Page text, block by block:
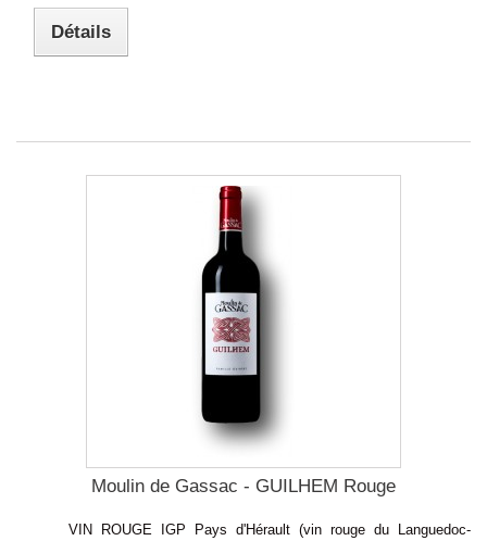
Détails
Moulin de Gassac - GUILHEM Rouge
VIN ROUGE IGP Pays d'Hérault (vin rouge du Languedoc-